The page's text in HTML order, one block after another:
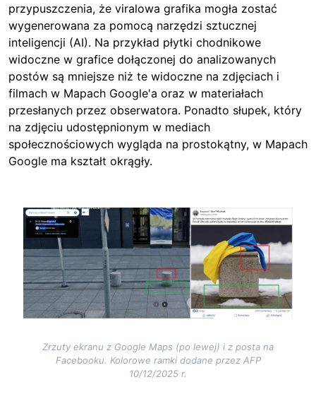
przypuszczenia, że viralowa grafika mogła zostać
wygenerowana za pomocą narzędzi sztucznej
inteligencji (AI). Na przykład płytki chodnikowe
widoczne w grafice dołączonej do analizowanych
postów są mniejsze niż te widoczne na zdjęciach i
filmach w Mapach Google'a oraz w materiałach
przesłanych przez obserwatora. Ponadto słupek, który
na zdjęciu udostępnionym w mediach
społecznościowych wygląda na prostokątny, w Mapach
Google ma kształt okrągły.
Image
Zrzuty ekranu z Google Maps (po lewej) i z posta na
Facebooku. Kolorowe ramki dodane przez AFP
10/12/2025 r.